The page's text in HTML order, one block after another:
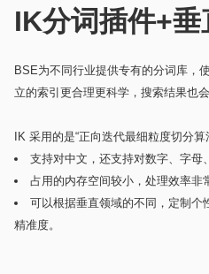
IK分词插件+
BSE为不同行业提供专有的分词库，
立的索引更合理更科学，搜索结果也会
IK 采用的是“正向迭代最细粒度切分
支持对中文，还支持对数字、字母
占用的内存空间较小，处理效率非
可以根据垂直领域的不同，定制个
精准度。